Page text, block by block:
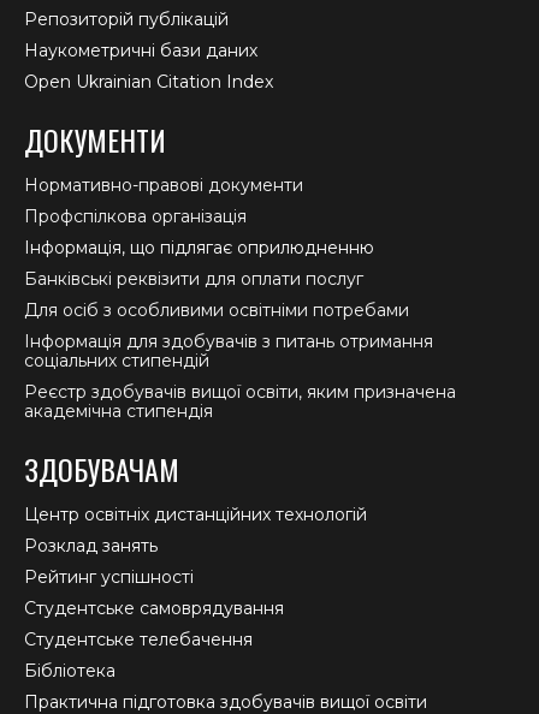
Репозиторій публікацій
Наукометричні бази даних
Open Ukrainian Citation Index
ДОКУМЕНТИ
Нормативно-правові документи
Профспілкова організація
Інформація, що підлягає оприлюдненню
Банківські реквізити для оплати послуг
Для осіб з особливими освітніми потребами
Інформація для здобувачів з питань отримання
соціальних стипендій
Реєстр здобувачів вищої освіти, яким призначена
академічна стипендія
ЗДОБУВАЧАМ
Центр освітніх дистанційних технологій
Розклад занять
Рейтинг успішності
Студентське самоврядування
Студентське телебачення
Бібліотека
Практична підготовка здобувачів вищої освіти